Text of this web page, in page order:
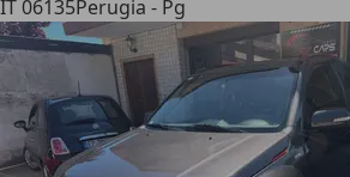
IT 06135Perugia - Pg